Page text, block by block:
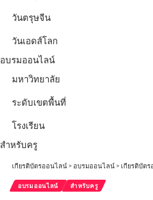
วันตรุษจีน
วันเอดส์โลก
อบรมออนไลน์
มหาวิทยาลัย
ระดับเขตพื้นที่
โรงเรียน
สำหรับครู
เกียรติบัตรออนไลน์> อบรมออนไลน์> เกียรติบัตรออนไลน์ฟรี คุรุสภาเปิดรับสมัค
อบรมออนไลน์ สำหรับครู